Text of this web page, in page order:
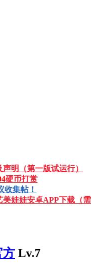
明（第一版试运行）
硬币打赏
收集帖！
美娃娃安卓APP下载（需
方 Lv.7